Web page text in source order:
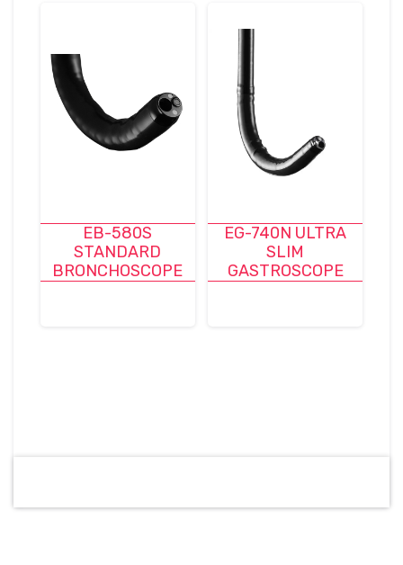
EB-580S
STANDARD
BRONCHOSCOPE
EG-740N ULTRA
SLIM
GASTROSCOPE